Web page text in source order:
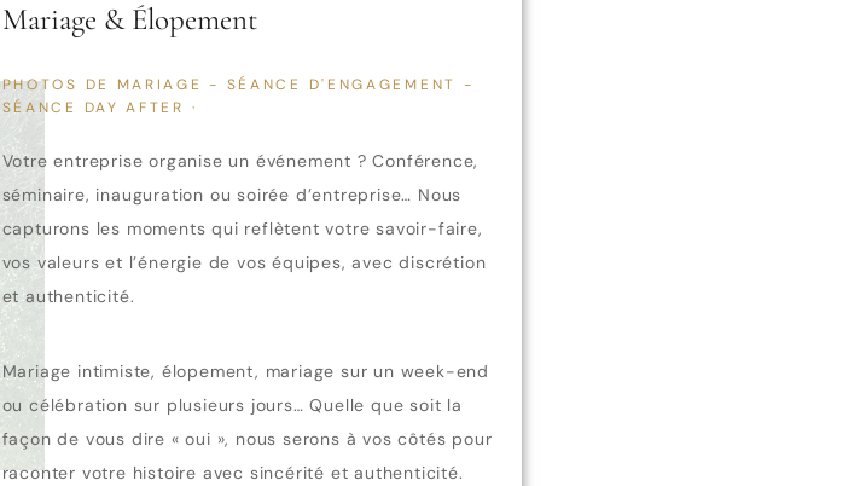
Mariage & Élopement
PHOTOS DE MARIAGE - SÉANCE D'ENGAGEMENT -
SÉANCE DAY AFTER ·
Votre entreprise organise un événement ? Conférence,
séminaire, inauguration ou soirée d’entreprise… Nous
capturons les moments qui reflètent votre savoir-faire,
vos valeurs et l’énergie de vos équipes, avec discrétion
et authenticité.
Mariage intimiste, élopement, mariage sur un week-end
ou célébration sur plusieurs jours… Quelle que soit la
façon de vous dire « oui », nous serons à vos côtés pour
raconter votre histoire avec sincérité et authenticité.